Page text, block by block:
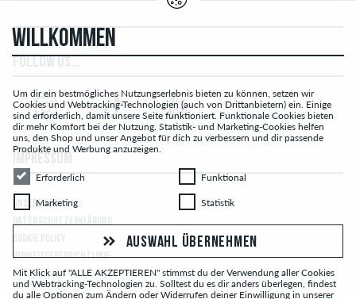
UNSERE AGB
DATENSCHUTZERKLÄRUNG
HINWEISGEBERRICHTLINIE
WILLKOMMEN
Um dir ein bestmögliches Nutzungserlebnis bieten zu können, setzen wir
Cookies und Webtracking-Technologien (auch von Drittanbietern) ein. Einige
sind erforderlich, damit unsere Seite funktioniert. Funktionale Cookies bieten
dir mehr Komfort bei der Nutzung. Statistik- und Marketing-Cookies helfen
uns, den Shop und unser Angebot für dich zu verbessern und dir passende
Produkte und Werbung anzuzeigen.
Erforderlich
Erforderlich FunktionalFunktional
MarketingMarketing StatistikStatistik
AUSWAHL ÜBERNEHMEN
Mit Klick auf "ALLE AKZEPTIEREN" stimmst du der Verwendung aller Cookies
und Webtracking-Technologien zu. Solltest du es dir anders überlegen, findest
du alle Optionen zum Ändern oder Widerrufen deiner Einwilligung in unserer